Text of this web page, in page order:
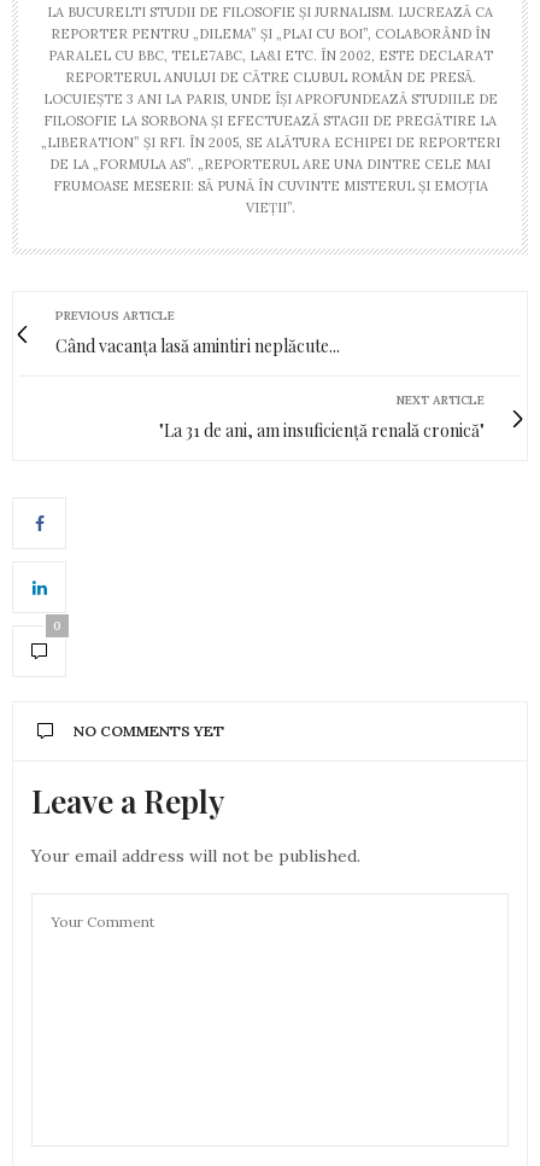
LA BUCURELTI STUDII DE FILOSOFIE ȘI JURNALISM. LUCREAZĂ CA
REPORTER PENTRU „DILEMA” ȘI „PLAI CU BOI”, COLABORÂND ÎN
PARALEL CU BBC, TELE7ABC, LA&I ETC. ÎN 2002, ESTE DECLARAT
REPORTERUL ANULUI DE CĂTRE CLUBUL ROMÂN DE PRESĂ.
LOCUIEȘTE 3 ANI LA PARIS, UNDE ÎȘI APROFUNDEAZĂ STUDIILE DE
FILOSOFIE LA SORBONA ȘI EFECTUEAZĂ STAGII DE PREGĂTIRE LA
„LIBERATION” ȘI RFI. ÎN 2005, SE ALĂTURA ECHIPEI DE REPORTERI
DE LA „FORMULA AS”. „REPORTERUL ARE UNA DINTRE CELE MAI
FRUMOASE MESERII: SĂ PUNĂ ÎN CUVINTE MISTERUL ȘI EMOȚIA
VIEȚII”.
PREVIOUS ARTICLE
Când vacanța lasă amintiri neplăcute...
NEXT ARTICLE
"La 31 de ani, am insuficiență renală cronică"
0
NO COMMENTS YET
Leave a Reply
Your email address will not be published.